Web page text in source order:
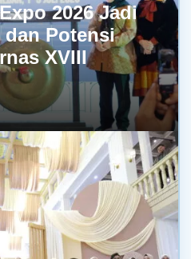
2026 Jadi
dan Potensi
XVIII